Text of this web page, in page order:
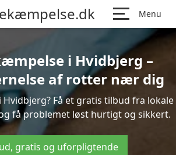
Menu
i Hvidbjerg –
af rotter nær dig
Få et gratis tilbud fra lokale
få problemet løst hurtigt og sikkert.
gratis og uforpligtende